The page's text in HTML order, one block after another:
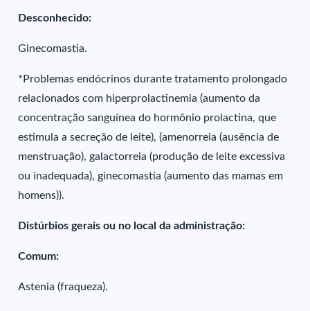
Desconhecido:
Ginecomastia.
*Problemas endócrinos durante tratamento prolongado
relacionados com hiperprolactinemia (aumento da
concentração sanguínea do hormônio prolactina, que
estimula a secreção de leite), (amenorreia (ausência de
menstruação), galactorreia (produção de leite excessiva
ou inadequada), ginecomastia (aumento das mamas em
homens)).
Distúrbios gerais ou no local da administração:
Comum:
Astenia (fraqueza).